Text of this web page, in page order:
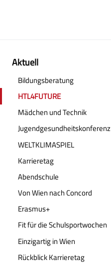
Aktuell
Bildungsberatung
HTL4FUTURE
Mädchen und Technik
Jugendgesundheitskonferenz
WELTKLIMASPIEL
Karrieretag
Abendschule
Von Wien nach Concord
Erasmus+
Fit für die Schulsportwochen
Einzigartig in Wien
Rückblick Karrieretag